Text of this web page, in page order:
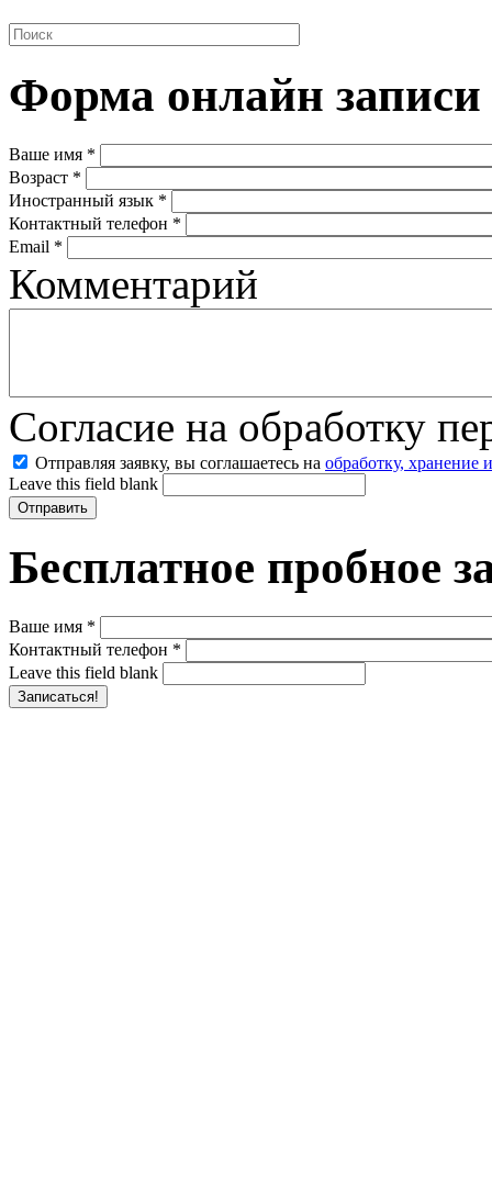
Форма онлайн записи
Ваше имя *
Возраст *
Иностранный язык *
Контактный телефон *
Email *
Комментарий
Согласие на обработку
Отправляя заявку, вы соглашаетесь на обработку, хранение
Leave this field blank
Бесплатное пробное
Ваше имя *
Контактный телефон *
Leave this field blank